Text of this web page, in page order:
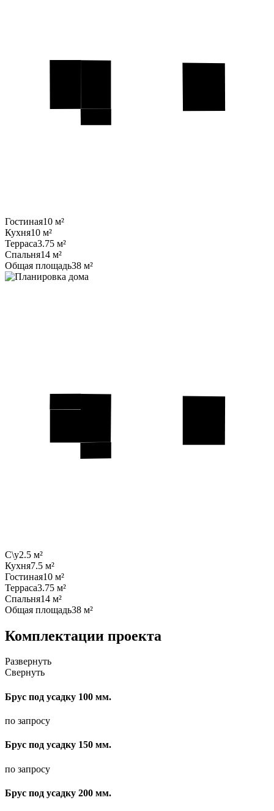
Гостиная10 м²
Кухня10 м²
Терраса3.75 м²
Спальня14 м²
Общая площадь38 м²
С\у2.5 м²
Кухня7.5 м²
Гостиная10 м²
Терраса3.75 м²
Спальня14 м²
Общая площадь38 м²
Комплектации проекта
Развернуть
Свернуть
Брус под усадку 100 мм.
по запросу
Брус под усадку 150 мм.
по запросу
Брус под усадку 200 мм.